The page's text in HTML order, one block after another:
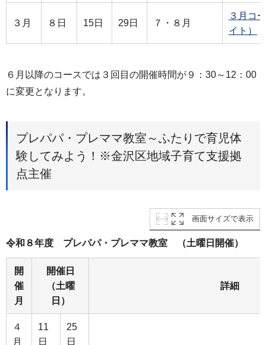
３月 ８日 15日 29日 ７・８月
３月コ
イト）
６月以降のコースでは３回目の開催時間が９：30～12：00
に変更となります。
プレパパ・プレママ教室～ふたりで育児体
験してみよう！※金沢区地域子育て支援拠
点主催
画面サイズで表示
令和８年度 プレパパ・プレママ教室 （土曜日開催）
開
催
月
開催日
（土曜
日）
詳細
４
月
11
日
25
日